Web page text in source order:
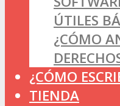
ÚTILES
¿CÓMO
¿CÓMO
TIENDA